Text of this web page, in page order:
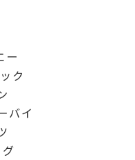
ー
ク
バイ